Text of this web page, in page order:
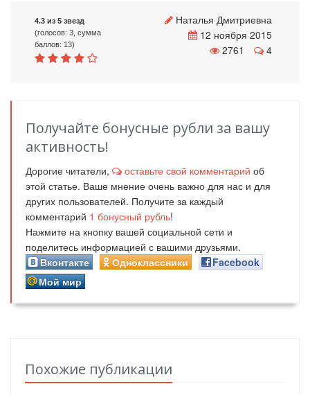
4.3 из 5 звезд
(голосов: 3, сумма
баллов: 13)
Наталья Дмитриевна
12 ноября 2015
2761
4
Получайте бонусные рубли за вашу
активность!
Дорогие читатели, оставьте свой комментарий об
этой статье. Ваше мнение очень важно для нас и для
других пользователей. Получите за каждый
комментарий 1 бонусный рубль!
Нажмите на кнопку вашей социальной сети и
поделитесь информацией с вашими друзьями.
Вконтакте
Одноклассники
Facebook
Мой мир
Похожие публикации